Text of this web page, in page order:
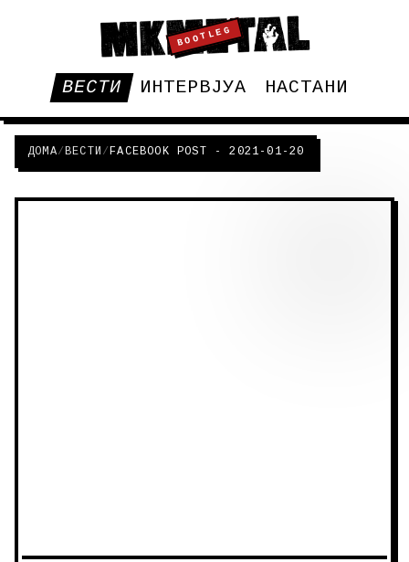
BOOTLEG
ВЕСТИ ИНТЕРВЈУА НАСТАНИ
ДОМА/ВЕСТИ /FACEBOOK POST - 2021-01-20